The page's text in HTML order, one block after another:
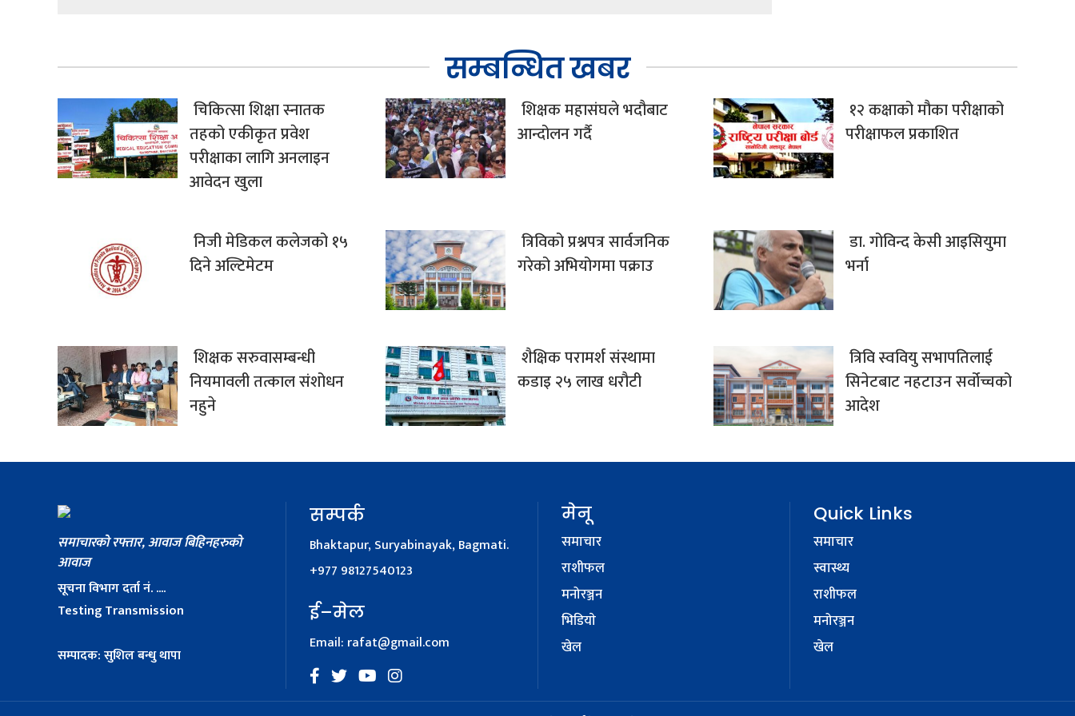
सम्बन्धित खबर
चिकित्सा शिक्षा स्नातक
तहको एकीकृत प्रवेश
परीक्षाका लागि अनलाइन
आवेदन खुला
शिक्षक महासंघले भदौबाट
आन्दोलन गर्दै
१२ कक्षाको मौका परीक्षाको
परीक्षाफल प्रकाशित
निजी मेडिकल कलेजको १५
दिने अल्टिमेटम
त्रिविको प्रश्नपत्र सार्वजनिक
गरेको अभियोगमा पक्राउ
डा. गोविन्द केसी आइसियुमा
भर्ना
शिक्षक सरुवासम्बन्धी
नियमावली तत्काल संशोधन
नहुने
शैक्षिक परामर्श संस्थामा
कडाइ २५ लाख धरौटी
त्रिवि स्ववियु सभापतिलाई
सिनेटबाट नहटाउन सर्वोच्चको
आदेश
समाचारको रफ्तार, आवाज बिहिनहरुको
आवाज
सूचना विभाग दर्ता नं. ....
Testing Transmission
सम्पादक: सुशिल बन्धु थापा
सम्पर्क
Bhaktapur, Suryabinayak, Bagmati.
+977 98127540123
ई–मेल
Email: rafat@gmail.com
मेनू
समाचार
राशीफल
मनोरञ्जन
भिडियाे
खेल
Quick Links
समाचार
स्वास्थ्य
राशीफल
मनोरञ्जन
खेल